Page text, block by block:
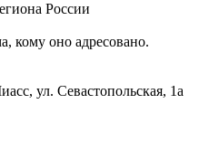
России
кому оно адресовано.
ул. Севастопольская, 1а